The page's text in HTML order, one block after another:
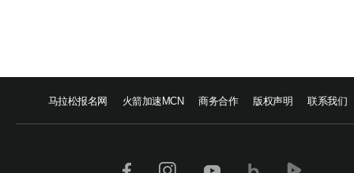
马拉松报名网 火箭加速MCN 商务合作 版权声明 联系我们